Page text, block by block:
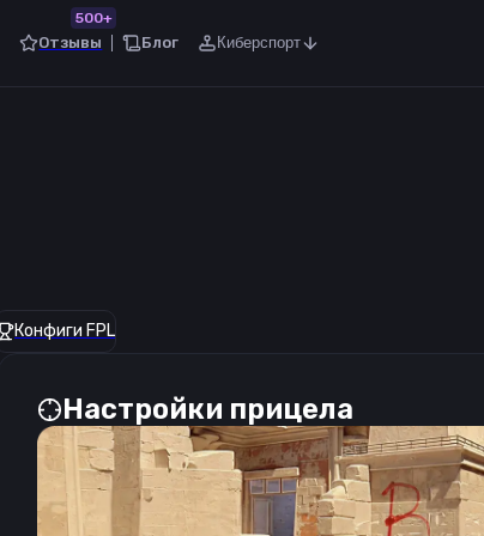
Отзывы
500+
Блог Киберспорт
Конфиги FPL
Настройки прицела